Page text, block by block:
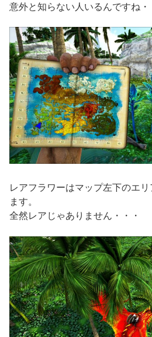
意外と知らない人いるんですね・
レアフラワーはマップ左下のエ
ます。
全然レアじゃありません・・・